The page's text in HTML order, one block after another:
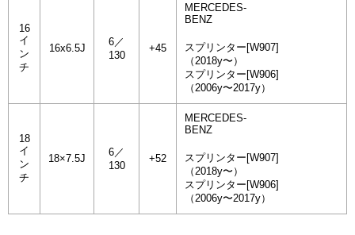
16
イ
ン
チ
16x6.5J
6／
130
+45
MERCEDES-
BENZ
スプリンター[W907]
（2018y〜）
スプリンター[W906]
（2006y〜2017y）
18
イ
ン
チ
18×7.5J
6／
130
+52
MERCEDES-
BENZ
スプリンター[W907]
（2018y〜）
スプリンター[W906]
（2006y〜2017y）